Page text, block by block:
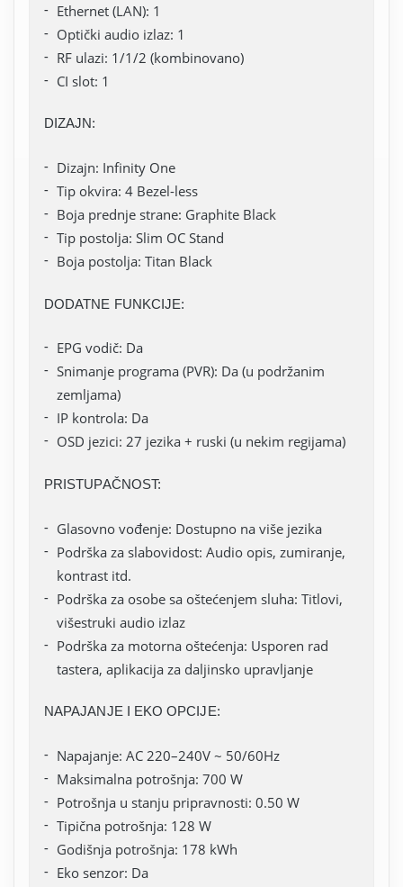
Ethernet (LAN): 1
Optički audio izlaz: 1
RF ulazi: 1/1/2 (kombinovano)
CI slot: 1
DIZAJN:
Dizajn: Infinity One
Tip okvira: 4 Bezel-less
Boja prednje strane: Graphite Black
Tip postolja: Slim OC Stand
Boja postolja: Titan Black
DODATNE FUNKCIJE:
EPG vodič: Da
Snimanje programa (PVR): Da (u podržanim
zemljama)
IP kontrola: Da
OSD jezici: 27 jezika + ruski (u nekim regijama)
PRISTUPAČNOST:
Glasovno vođenje: Dostupno na više jezika
Podrška za slabovidost: Audio opis, zumiranje,
kontrast itd.
Podrška za osobe sa oštećenjem sluha: Titlovi,
višestruki audio izlaz
Podrška za motorna oštećenja: Usporen rad
tastera, aplikacija za daljinsko upravljanje
NAPAJANJE I EKO OPCIJE:
Napajanje: AC 220–240V ~ 50/60Hz
Maksimalna potrošnja: 700 W
Potrošnja u stanju pripravnosti: 0.50 W
Tipična potrošnja: 128 W
Godišnja potrošnja: 178 kWh
Eko senzor: Da